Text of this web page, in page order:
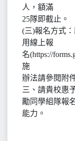
人，額滿
25隊即截止。
(三)報名方式
用線上報
名(https://
施
辦法請參閱附
三、請貴校惠
勵同學組隊報
能力。